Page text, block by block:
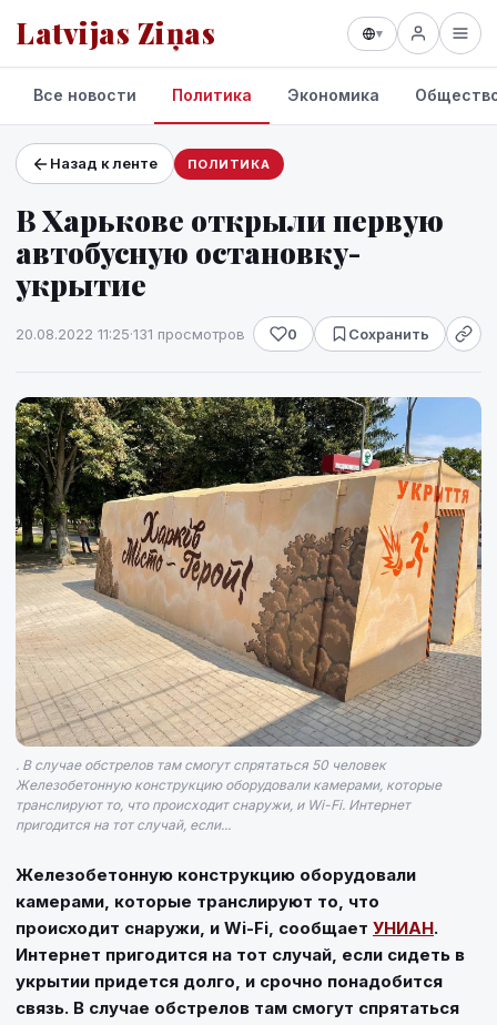
Latvijas Ziņas ▾
Проекты и сервисы
Прогноз погоды
Все новости Политика Экономика
Назад к ленте ПОЛИТИКА
В Харькове открыли первую
автобусную остановку-
укрытие
20.08.2022 11:25·131 просмотров 0 Сохранить
. В случае обстрелов там смогут спрятаться 50 человек
Железобетонную конструкцию оборудовали камерами, которые
транслируют то, что происходит снаружи, и Wi-Fi. Интернет
пригодится на тот случай, если...
Железобетонную конструкцию оборудовали
камерами, которые транслируют то, что
происходит снаружи, и Wi-Fi, сообщает УНИАН.
Интернет пригодится на тот случай, если сидеть в
укрытии придется долго, и срочно понадобится
связь. В случае обстрелов там смогут спрятаться